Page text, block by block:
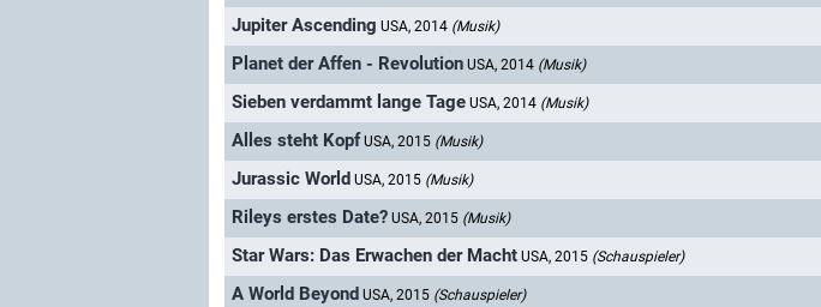
Jupiter Ascending USA, 2014 (Musik)
Planet der Affen - Revolution USA, 2014 (Musik)
Sieben verdammt lange Tage USA, 2014 (Musik)
Alles steht Kopf USA, 2015 (Musik)
Jurassic World USA, 2015 (Musik)
Rileys erstes Date? USA, 2015 (Musik)
Star Wars: Das Erwachen der Macht USA, 2015 (Schauspieler)
A World Beyond USA, 2015 (Schauspieler)